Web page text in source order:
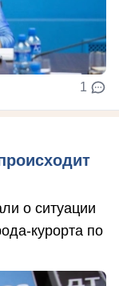
1
о ситуации
курорта по